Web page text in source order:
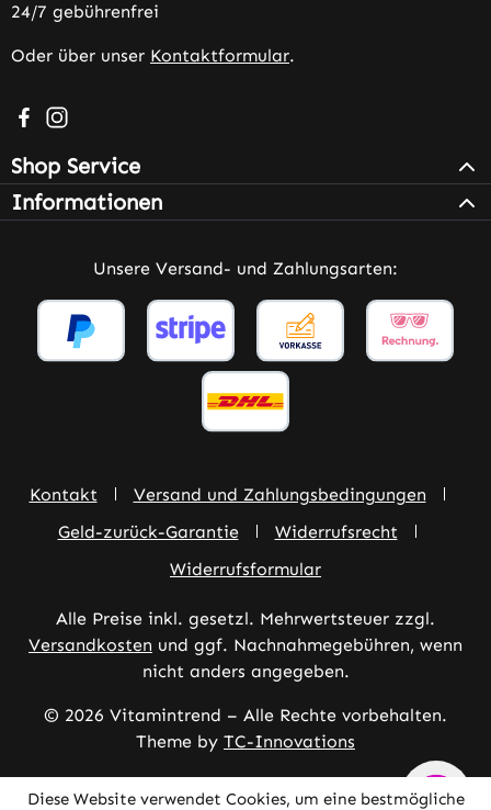
24/7 gebührenfrei
Oder über unser Kontaktformular.
Besuche uns auf Facebook – öffnet in neuem Tab
Schau auf Instagram vorbei – öffnet in neuem Tab
Shop Service
Informationen
Unsere Versand- und Zahlungsarten:
Kontakt
Versand und Zahlungsbedingungen
Geld-zurück-Garantie
Widerrufsrecht
Widerrufsformular
Alle Preise inkl. gesetzl. Mehrwertsteuer zzgl.
Versandkosten und ggf. Nachnahmegebühren, wenn
nicht anders angegeben.
© 2026 Vitamintrend – Alle Rechte vorbehalten.
Theme by TC-Innovations
Diese Website verwendet Cookies, um eine bestmögliche